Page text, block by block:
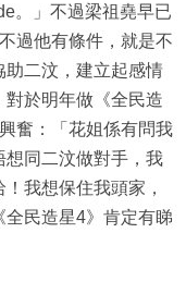
。」不過梁祖堯早已
過他有條件，就是不
二汶，建立起感情
於明年做《全民造
奮：「花姐係有問我
同二汶做對手，我
我想保住我頭家，
民造星4》肯定有睇